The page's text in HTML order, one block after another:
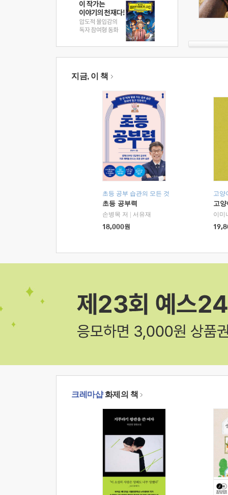
지금, 이 책
초등 공부 습관의 모든 것
초등 공부력
손병목 저
서유재
18,000원
고양
고
이미
크레마샵화제의 책